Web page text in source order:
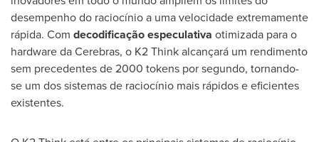
desempenho do raciocínio a uma velocidade extremamente
rápida. Com decodificação especulativa otimizada para o
hardware da Cerebras, o K2 Think alcançará um rendimento
sem precedentes de 2000 tokens por segundo, tornando-
se um dos sistemas de raciocínio mais rápidos e eficientes
existentes.